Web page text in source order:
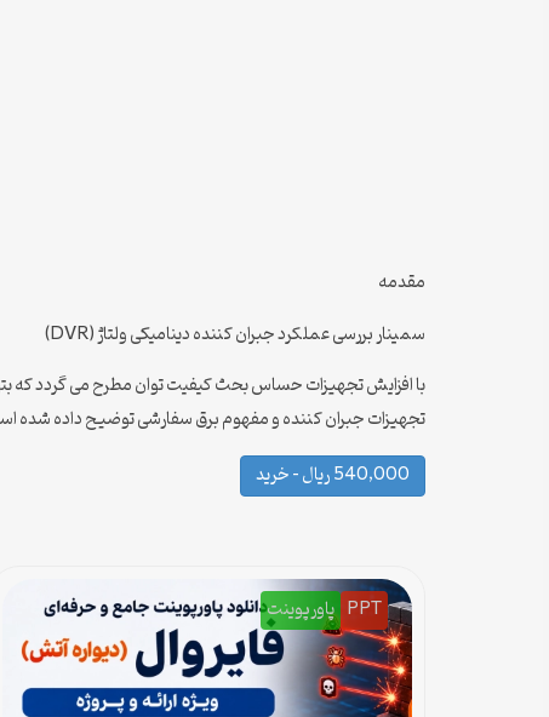
مقدمه
سمینار بررسی عملکرد جبران کننده دینامیکی ولتاژ (DVR)
با افزایش تجهیزات حساس بحث کیفیت توان مطرح می گردد که
تجهیزات جبران کننده و مفهوم برق سفارشی توضیح داده شده
540,000 ریال – خرید
PPT پاورپوینت